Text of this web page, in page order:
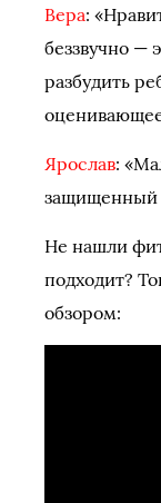
Вера:
беззвучно —
разбудить
Ярослав:
защищенный
Не нашли
подходит?
обзором: